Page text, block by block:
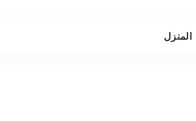
المنزل